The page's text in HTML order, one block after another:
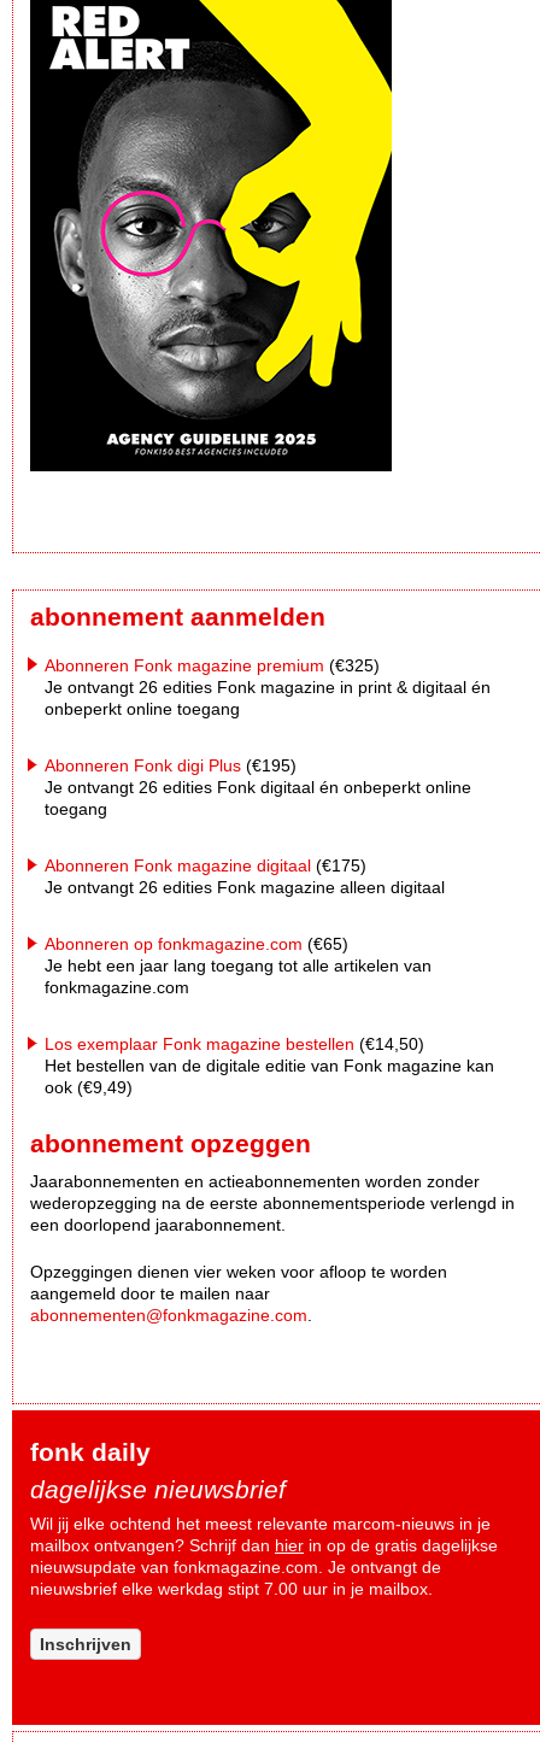
abonnement aanmelden
Abonneren Fonk magazine premium (€325)
Je ontvangt 26 edities Fonk magazine in print & digitaal én
onbeperkt online toegang
Abonneren Fonk digi Plus (€195)
Je ontvangt 26 edities Fonk digitaal én onbeperkt online
toegang
Abonneren Fonk magazine digitaal (€175)
Je ontvangt 26 edities Fonk magazine alleen digitaal
Abonneren op fonkmagazine.com (€65)
Je hebt een jaar lang toegang tot alle artikelen van
fonkmagazine.com
Los exemplaar Fonk magazine bestellen (€14,50)
Het bestellen van de digitale editie van Fonk magazine kan
ook (€9,49)
abonnement opzeggen
Jaarabonnementen en actieabonnementen worden zonder
wederopzegging na de eerste abonnementsperiode verlengd in
een doorlopend jaarabonnement.
Opzeggingen dienen vier weken voor afloop te worden
aangemeld door te mailen naar
abonnementen@fonkmagazine.com.
fonk daily
dagelijkse nieuwsbrief
Wil jij elke ochtend het meest relevante marcom-nieuws in je
mailbox ontvangen? Schrijf dan hier in op de gratis dagelijkse
nieuwsupdate van fonkmagazine.com. Je ontvangt de
nieuwsbrief elke werkdag stipt 7.00 uur in je mailbox.
Inschrijven